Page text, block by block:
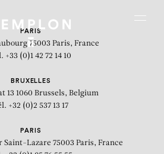
PARIS
75003 Paris, France
+33 (0)1 42 72 14 10
BRUXELLES
13 1060 Brussels, Belgium
+32 (0)2 537 13 17
PARIS
Saint-Lazare 75003 Paris, France